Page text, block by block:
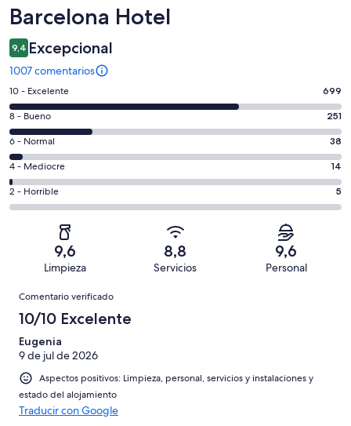
Barcelona Hotel
9,4 Excepcional
1007 comentarios
699
comentarios
de
un
total
de
1007
con
puntuación
10 - Excelente 699
251
comentarios
de
un
total
de
1007
puntuación
Bueno
8 - Bueno 251
38
comentarios
de
un
total
puntuación
Normal
6 - Normal 38
14
comentarios
de
una
puntuación
Mediocre
4 - Mediocre 14
5
comentarios
1007
una
puntuación
de
Horrible
2 - Horrible 5
9,6
Limpieza
8,8
Servicios
9,6
Personal
Comentarios
Comentario verificado
10/10 Excelente
Eugenia
9 de jul de 2026
Aspectos positivos: Limpieza, personal, servicios y instalaciones y
estado del alojamiento
Traducir con Google